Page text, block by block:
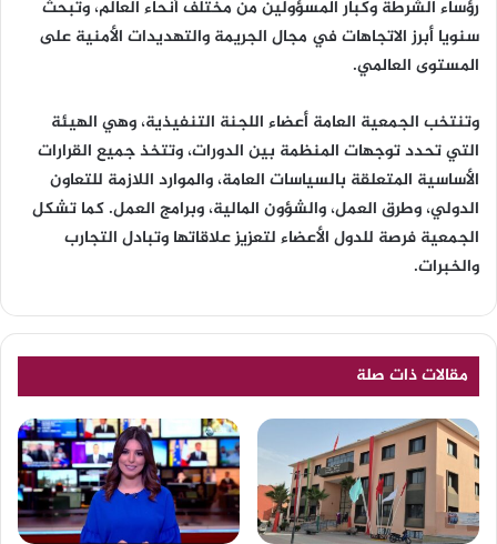
رؤساء الشرطة وكبار المسؤولين من مختلف أنحاء العالم، وتبحث
سنويا أبرز الاتجاهات في مجال الجريمة والتهديدات الأمنية على
المستوى العالمي.
وتنتخب الجمعية العامة أعضاء اللجنة التنفيذية، وهي الهيئة
التي تحدد توجهات المنظمة بين الدورات، وتتخذ جميع القرارات
الأساسية المتعلقة بالسياسات العامة، والموارد اللازمة للتعاون
الدولي، وطرق العمل، والشؤون المالية، وبرامج العمل. كما تشكل
الجمعية فرصة للدول الأعضاء لتعزيز علاقاتها وتبادل التجارب
والخبرات.
مقالات ذات صلة